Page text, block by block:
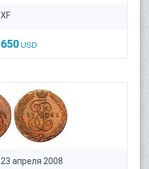
XF
650 USD
23 апреля 2008